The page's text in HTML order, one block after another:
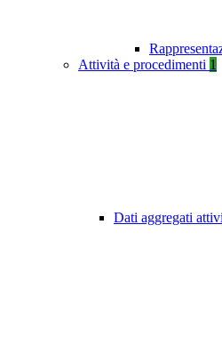
Attività e procedimenti 1
Dati aggregati